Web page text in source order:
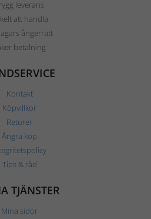
leverans
att handla
ångerrätt
betalning
Kontakt
Köpvillkor
Returer
Ångra köp
Tips & råd
TJÄNSTER
Mina sidor